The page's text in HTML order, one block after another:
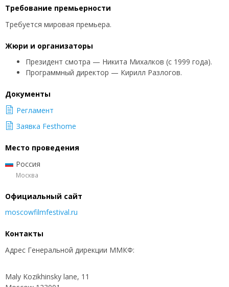
Требование премьерности
Требуется мировая премьера.
Жюри и организаторы
Президент смотра — Никита Михалков (с 1999 года).
Программный директор — Кирилл Разлогов.
Документы
Регламент
Заявка Festhome
Место проведения
Россия
Москва
Официальный сайт
moscowfilmfestival.ru
Контакты
Адрес Генеральной дирекции ММКФ:
​Maly Kozikhinsky lane, 11